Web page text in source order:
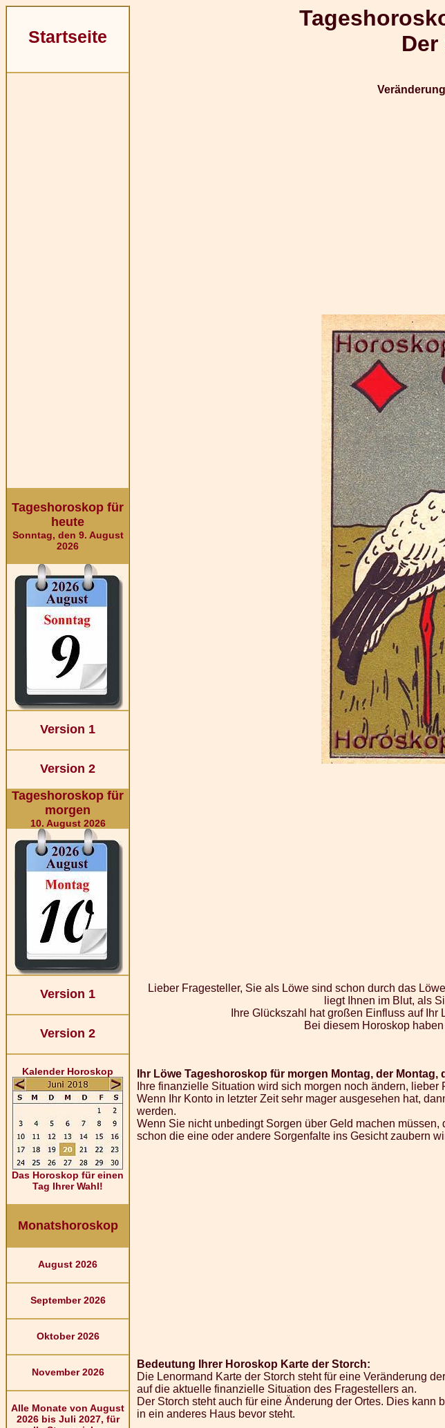
Startseite
Tageshoroskop für
heute
Sonntag, den 9. August
2026
Version 1
Version 2
Tageshoroskop für
morgen
10. August 2026
Version 1
Version 2
Kalender Horoskop
Das Horoskop für einen
Tag Ihrer Wahl!
Monatshoroskop
August 2026
September 2026
Oktober 2026
November 2026
Alle Monate von August
2026 bis Juli 2027, für
Lieber Fragesteller, Sie als Löwe sind schon durch das
liegt Ihnen im Blut, als
Ihre Glückszahl hat großen Einfluss auf
Bei diesem Horoskop
Ihr Löwe Tageshoroskop für morgen Montag, der
Ihre finanzielle Situation wird sich morgen noch ändern, lieber
Wenn Ihr Konto in letzter Zeit sehr mager ausgesehen hat,
werden.
Wenn Sie nicht unbedingt Sorgen über Geld machen
schon die eine oder andere Sorgenfalte ins Gesicht zaubern
Bedeutung Ihrer Horoskop Karte der Storch:
Die Lenormand Karte der Storch steht für eine Veränderung
auf die aktuelle finanzielle Situation des Fragestellers an.
Der Storch steht auch für eine Änderung der Ortes. Dies
in ein anderes Haus bevor steht.